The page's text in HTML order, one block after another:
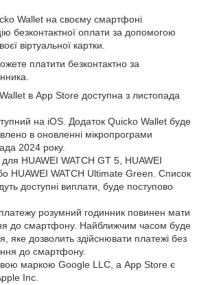
Wallet на своєму смартфоні
безконтактної оплати за допомогою
віртуальної картки.
платити безконтактно за
в App Store доступна з листопада
на iOS. Додаток Quicko Wallet буде
в оновленні мікропрограми
2024 року.
для HUAWEI WATCH GT 5, HUAWEI
HUAWEI WATCH Ultimate Green. Список
доступні виплати, буде поступово
розумний годинник повинен мати
до смартфону. Найближчим часом буде
яке дозволить здійснювати платежі без
до смартфону.
маркою Google LLC, а App Store є
Inc.